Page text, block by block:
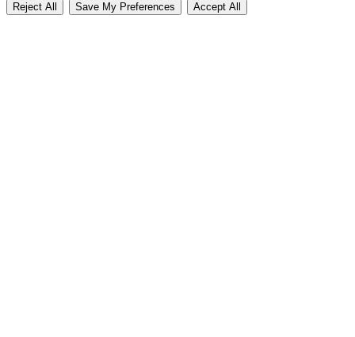
Reject All Save My Preferences Accept All